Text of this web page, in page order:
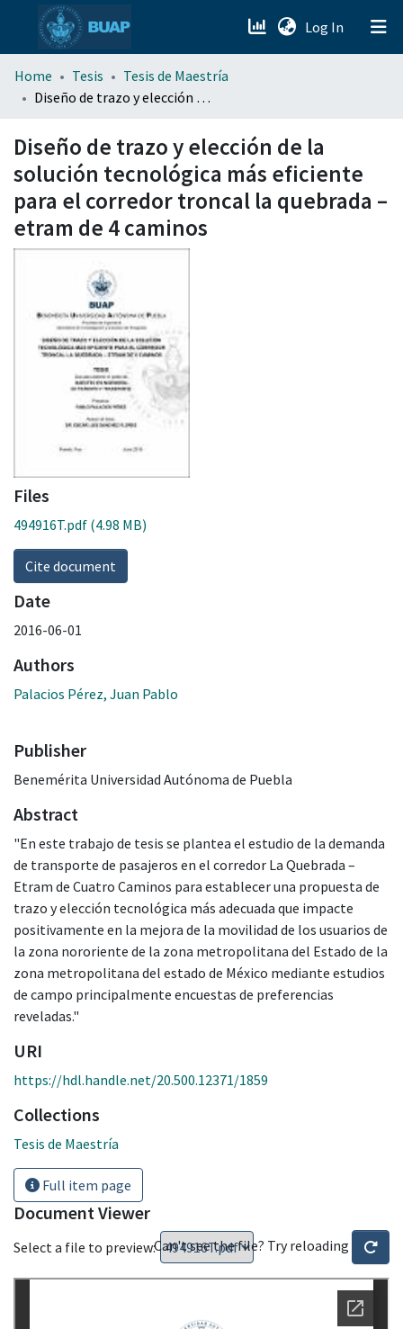
Log In (current)
menu.section.about_menu
Home Tesis
Tesis de Maestría
Diseño de trazo y elección de la solución tecnológica más eficiente para el corredor troncal la quebrada – etram de 4 caminos
Diseño de trazo y elección de la
solución tecnológica más eficiente
para el corredor troncal la quebrada –
etram de 4 caminos
Files
494916T.pdf (4.98 MB)
Cite document
Date
2016-06-01
Authors
Palacios Pérez, Juan Pablo
Publisher
Benemérita Universidad Autónoma de Puebla
Abstract
"En este trabajo de tesis se plantea el estudio de la demanda
de transporte de pasajeros en el corredor La Quebrada –
Etram de Cuatro Caminos para establecer una propuesta de
trazo y elección tecnológica más adecuada que impacte
positivamente en la mejora de la movilidad de los usuarios de
la zona nororiente de la zona metropolitana del Estado de la
zona metropolitana del estado de México mediante estudios
de campo principalmente encuestas de preferencias
reveladas."
URI
https://hdl.handle.net/20.500.12371/1859
Collections
Tesis de Maestría
Full item page
Document Viewer
Select a file to preview:Can't see the file? Try reloading